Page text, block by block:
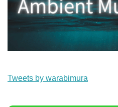
Tweets by warabimura